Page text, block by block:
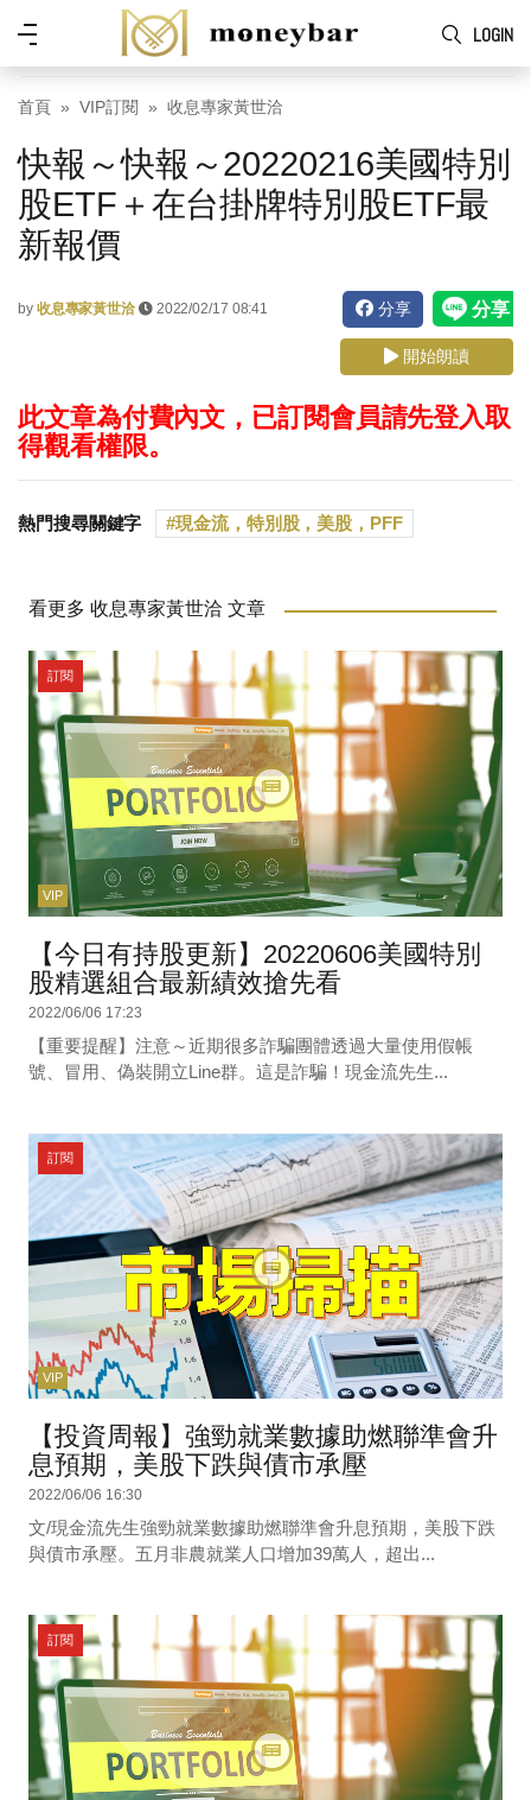
Skip to main content
LOGIN
功
表
首頁 VIP訂閱 收息專家黃世洽
快報～快報～20220216美國特別
股ETF＋在台掛牌特別股ETF最
新報價
by 收息專家黃世洽 2022/02/17 08:41 分享
開始朗讀
此文章為付費內文，已訂閱會員請先登入取
得觀看權限。
熱門搜尋關鍵字 現金流，特別股，美股，PFF
看更多 收息專家黃世洽 文章
VIP
訂閱
【今日有持股更新】20220606美國特別
股精選組合最新績效搶先看
2022/06/06 17:23
【重要提醒】注意～近期很多詐騙團體透過大量使用假帳
號、冒用、偽裝開立Line群。這是詐騙！現金流先生...
VIP
訂閱
【投資周報】強勁就業數據助燃聯準會升
息預期，美股下跌與債市承壓
2022/06/06 16:30
文/現金流先生強勁就業數據助燃聯準會升息預期，美股下跌
與債市承壓。五月非農就業人口增加39萬人，超出...
訂閱